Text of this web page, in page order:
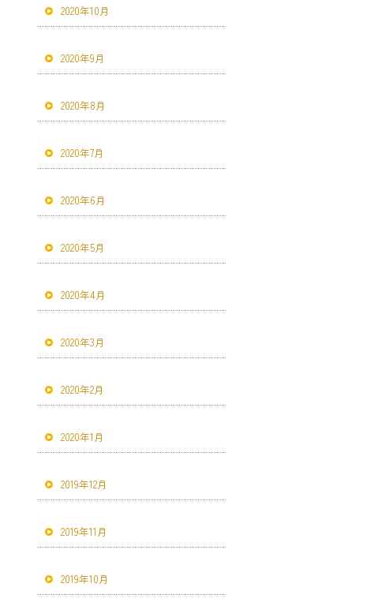
2020年10月
2020年9月
2020年8月
2020年7月
2020年6月
2020年5月
2020年4月
2020年3月
2020年2月
2020年1月
2019年12月
2019年11月
2019年10月